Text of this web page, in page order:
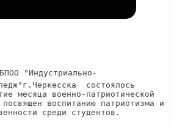
"Индустриально-
состоялось
месяца военно-патриотической
воспитанию патриотизма и
среди студентов.